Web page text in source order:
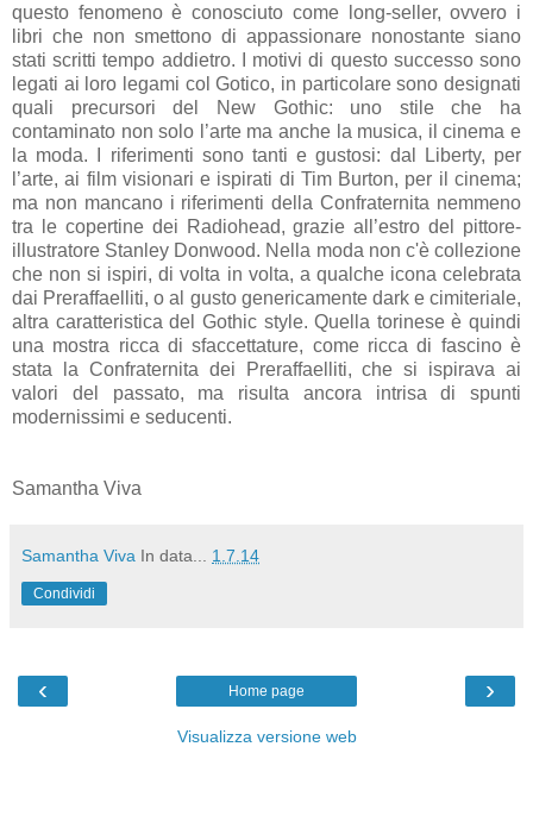
questo fenomeno è conosciuto come long-seller, ovvero i
libri che non smettono di appassionare nonostante siano
stati scritti tempo addietro. I motivi di questo successo sono
legati ai loro legami col Gotico, in particolare sono designati
quali precursori del New Gothic: uno stile che ha
contaminato non solo l’arte ma anche la musica, il cinema e
la moda. I riferimenti sono tanti e gustosi: dal Liberty, per
l’arte, ai film visionari e ispirati di Tim Burton, per il cinema;
ma non mancano i riferimenti della Confraternita nemmeno
tra le copertine dei Radiohead, grazie all’estro del pittore-
illustratore Stanley Donwood. Nella moda non c'è collezione
che non si ispiri, di volta in volta, a qualche icona celebrata
dai Preraffaelliti, o al gusto genericamente dark e cimiteriale,
altra caratteristica del Gothic style. Quella torinese è quindi
una mostra ricca di sfaccettature, come ricca di fascino è
stata la Confraternita dei Preraffaelliti, che si ispirava ai
valori del passato, ma risulta ancora intrisa di spunti
modernissimi e seducenti.
Samantha Viva
Samantha Viva In data... 1.7.14
Condividi
‹ ›
Home page
Visualizza versione web